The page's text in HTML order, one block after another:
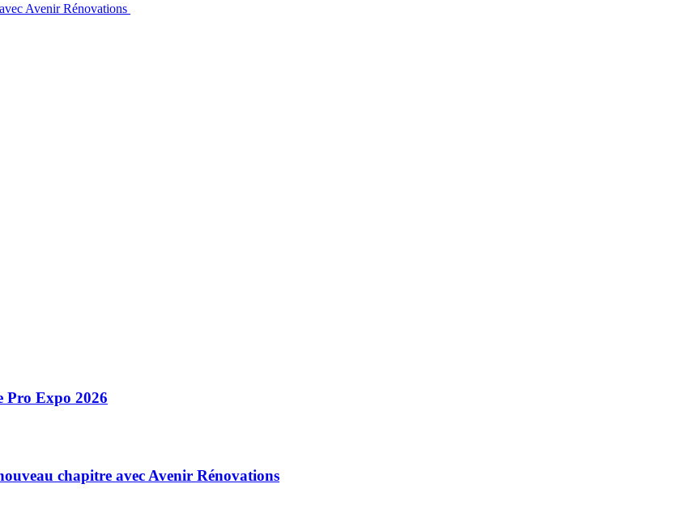
Avenir Rénovations
Pro Expo 2026
chapitre avec Avenir Rénovations